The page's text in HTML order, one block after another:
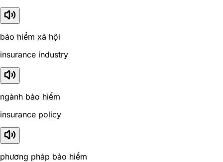
bảo hiểm xã hội
insurance industry
ngành bảo hiểm
insurance policy
phương pháp bảo hiểm